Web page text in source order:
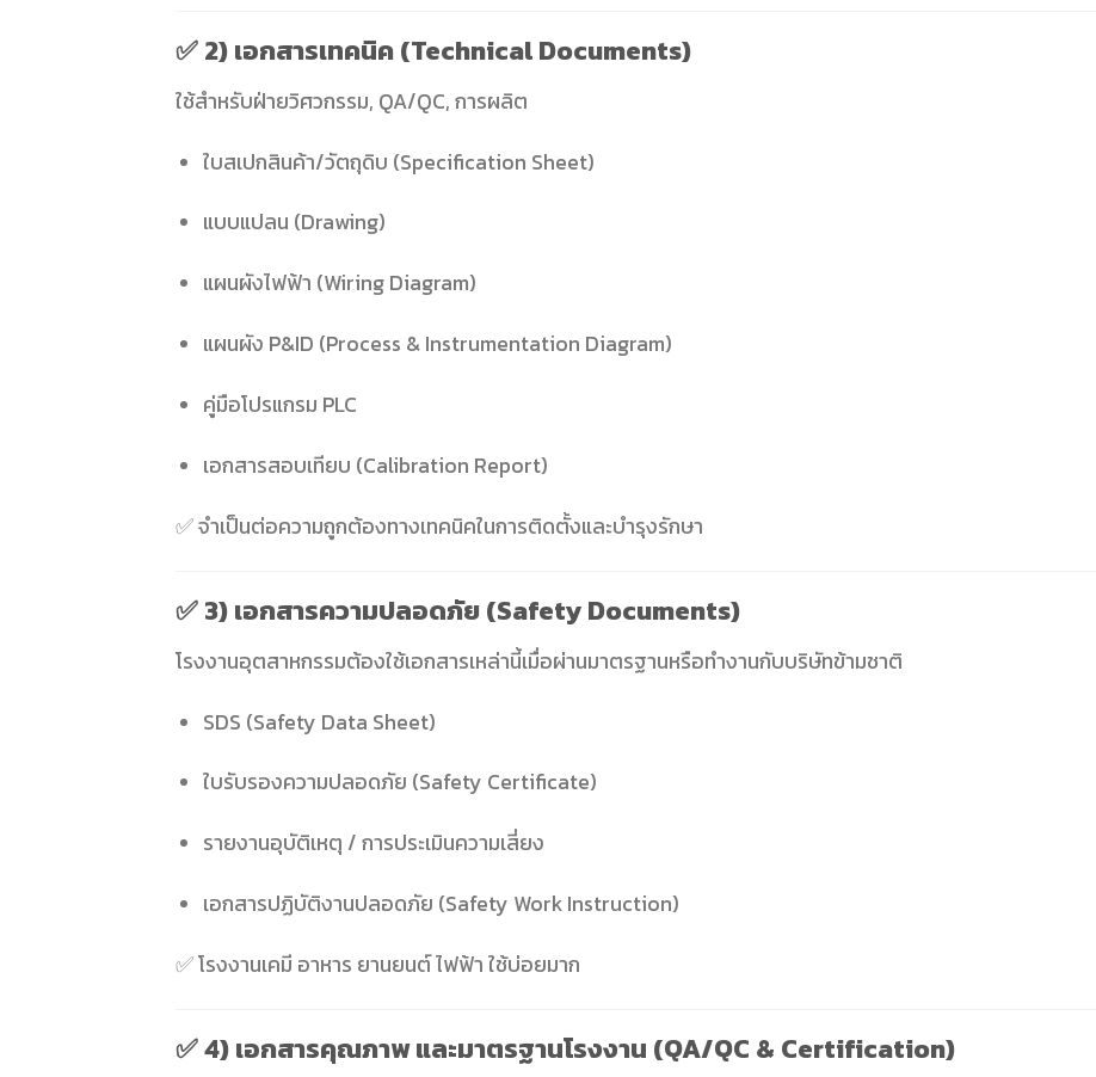
✅2) เอกสารเทคนิค (Technical Documents)
ใช้สำหรับฝ่ายวิศวกรรม, QA/QC, การผลิต
ใบสเปกสินค้า/วัตถุดิบ (Specification Sheet)
แบบแปลน (Drawing)
แผนผังไฟฟ้า (Wiring Diagram)
แผนผัง P&ID (Process & Instrumentation Diagram)
คู่มือโปรแกรม PLC
เอกสารสอบเทียบ (Calibration Report)
✅ จำเป็นต่อความถูกต้องทางเทคนิคในการติดตั้งและบำรุงรักษา
✅3) เอกสารความปลอดภัย (Safety Documents)
โรงงานอุตสาหกรรมต้องใช้เอกสารเหล่านี้เมื่อผ่านมาตรฐานหรือทำงานกับบริษัทข้ามชาติ
SDS (Safety Data Sheet)
ใบรับรองความปลอดภัย (Safety Certificate)
รายงานอุบัติเหตุ / การประเมินความเสี่ยง
เอกสารปฏิบัติงานปลอดภัย (Safety Work Instruction)
✅ โรงงานเคมี อาหาร ยานยนต์ ไฟฟ้า ใช้บ่อยมาก
✅4) เอกสารคุณภาพ และมาตรฐานโรงงาน (QA/QC & Certification)